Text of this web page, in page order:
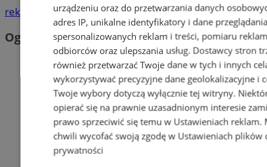
reklama
Ogłoszenia
urządzeniu oraz do przetwarzania danych
adres IP, unikalne identyfikatory i dane
spersonalizowanych reklam i treści, pomiaru
odbiorców oraz ulepszania usług. Dostawcy stron
również przetwarzać Twoje dane w tych i innych
wykorzystywać precyzyjne dane geolokalizacyjne i
Twoje wybory dotyczą wyłącznie tej witryny.
opierać się na prawnie uzasadnionym interesie
prawo sprzeciwić się temu w Ustawieniach reklam.
chwili wycofać swoją zgodę w Ustawieniach plików
prywatności